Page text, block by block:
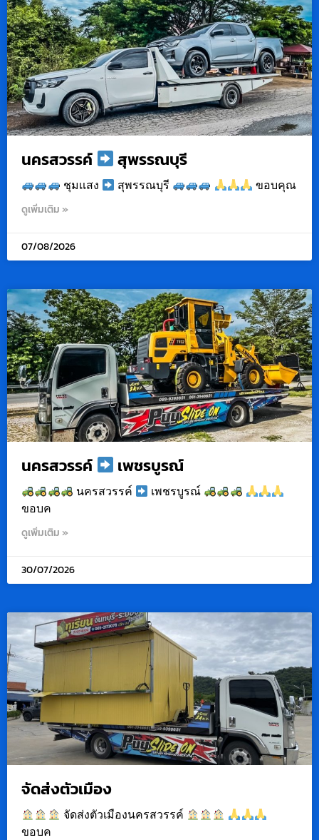
นครสวรรค์ สุพรรณบุรี
ชุมเเสง สุพรรณบุรี ขอบคุณ
ดูเพิ่มเติม »
07/08/2026
นครสวรรค์ เพชรบูรณ์
นครสวรรค์
เพชรบูรณ์
ขอบค
ดูเพิ่มเติม »
30/07/2026
จัดส่งตัวเมือง
จัดส่งตัวเมืองนครสวรรค์
ขอบค